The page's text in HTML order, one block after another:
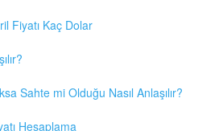
Fiyatı Kaç Dolar
Sahte mi Olduğu Nasıl Anlaşılır?
Hesaplama